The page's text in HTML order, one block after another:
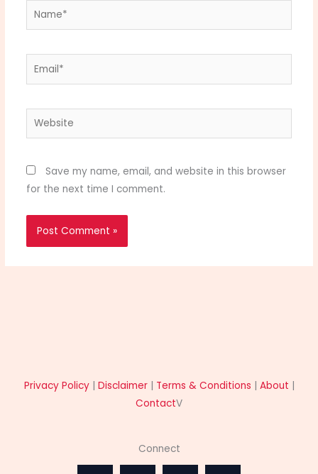
Name*
Email*
Website
Save my name, email, and website in this browser
for the next time I comment.
Privacy Policy| Disclaimer| Terms & Conditions About
ContactV
Connect